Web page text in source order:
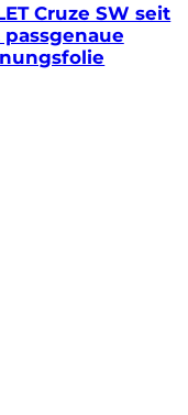
Cruze SW seit
passgenaue